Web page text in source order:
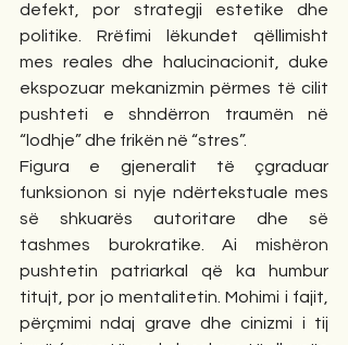
defekt, por strategji estetike dhe
politike. Rrëfimi lëkundet qëllimisht
mes reales dhe halucinacionit, duke
ekspozuar mekanizmin përmes të cilit
pushteti e shndërron traumën në
“lodhje” dhe frikën në “stres”.
Figura e gjeneralit të çgraduar
funksionon si nyje ndërtekstuale mes
së shkuarës autoritare dhe së
tashmes burokratike. Ai mishëron
pushtetin patriarkal që ka humbur
titujt, por jo mentalitetin. Mohimi i fajit,
përçmimi ndaj grave dhe cinizmi i tij